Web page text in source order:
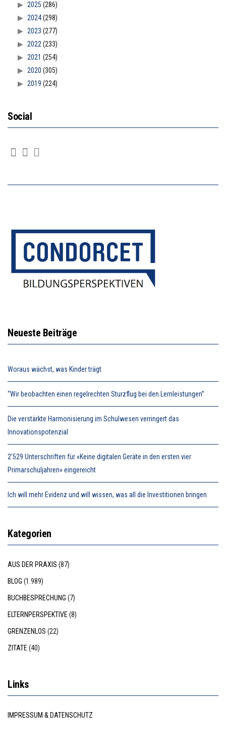
2025 (286)
2024(298)
2023 (277)
2022 (233)
2021 (254)
2020 (305)
2019 (224)
Social
Neueste Beiträge
Woraus wächst, was Kinder trägt
“Wir beobachten einen regelrechten Sturzflug bei den Lernleistungen”
Die verstärkte Harmonisierung im Schulwesen verringert das
Innovationspotenzial
2’529 Unterschriften für «Keine digitalen Geräte in den ersten vier
Primarschuljahren» eingereicht
Ich will mehr Evidenz und will wissen, was all die Investitionen bringen
Kategorien
AUS DER PRAXIS (87)
BLOG (1.989)
BUCHBESPRECHUNG (7)
ELTERNPERSPEKTIVE (8)
GRENZENLOS (22)
ZITATE (40)
Links
IMPRESSUM & DATENSCHUTZ